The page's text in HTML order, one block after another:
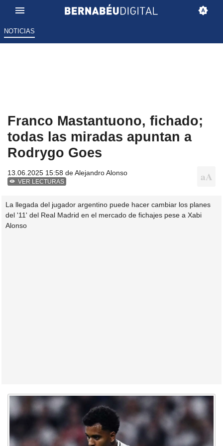
NOTICIAS
Franco Mastantuono, fichado;
todas las miradas apuntan a
Rodrygo Goes
13.06.2025 15:58 deAlejandro Alonso
VER LECTURAS
La llegada del jugador argentino puede hacer cambiar los planes
del '11' del Real Madrid en el mercado de fichajes pese a Xabi
Alonso